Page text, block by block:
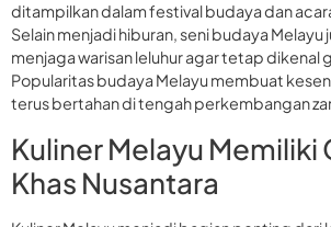
ditampilkan dalam festival budaya dan
Selain menjadi hiburan, seni budaya
menjaga warisan leluhur agar tetap dikenal
Popularitas budaya Melayu membuat
terus bertahan di tengah perkembangan
Kuliner Melayu Memiliki
Khas Nusantara